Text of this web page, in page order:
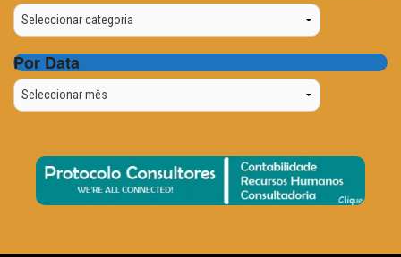
Categorias
Por Data
Por
Data